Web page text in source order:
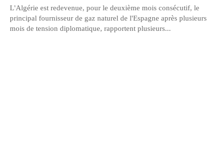
L'Algérie est redevenue, pour le deuxième mois consécutif, le
principal fournisseur de gaz naturel de l'Espagne après plusieurs
mois de tension diplomatique, rapportent plusieurs...